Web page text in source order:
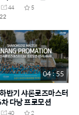
44
5
04 : 55
반기 샤론로즈마스터
다낭 프로모션
40
2